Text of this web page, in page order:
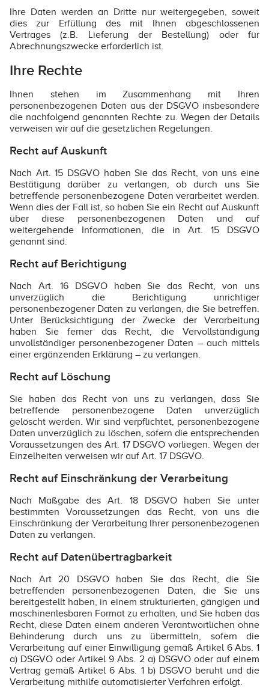
Ihre Daten werden an Dritte nur weitergegeben, soweit
dies zur Erfüllung des mit Ihnen abgeschlossenen
Vertrages (z.B. Lieferung der Bestellung) oder für
Abrechnungszwecke erforderlich ist.
Ihre Rechte
Ihnen stehen im Zusammenhang mit Ihren
personenbezogenen Daten aus der DSGVO insbesondere
die nachfolgend genannten Rechte zu. Wegen der Details
verweisen wir auf die gesetzlichen Regelungen.
Recht auf Auskunft
Nach Art. 15 DSGVO haben Sie das Recht, von uns eine
Bestätigung darüber zu verlangen, ob durch uns Sie
betreffende personenbezogene Daten verarbeitet werden.
Wenn dies der Fall ist, so haben Sie ein Recht auf Auskunft
über diese personenbezogenen Daten und auf
weitergehende Informationen, die in Art. 15 DSGVO
genannt sind.
Recht auf Berichtigung
Nach Art. 16 DSGVO haben Sie das Recht, von uns
unverzüglich die Berichtigung unrichtiger
personenbezogener Daten zu verlangen, die Sie betreffen.
Unter Berücksichtigung der Zwecke der Verarbeitung
haben Sie ferner das Recht, die Vervollständigung
unvollständiger personenbezogener Daten – auch mittels
einer ergänzenden Erklärung – zu verlangen.
Recht auf Löschung
Sie haben das Recht von uns zu verlangen, dass Sie
betreffende personenbezogene Daten unverzüglich
gelöscht werden. Wir sind verpflichtet, personenbezogene
Daten unverzüglich zu löschen, sofern die entsprechenden
Voraussetzungen des Art. 17 DSGVO vorliegen. Wegen der
Einzelheiten verweisen wir auf Art. 17 DSGVO.
Recht auf Einschränkung der Verarbeitung
Nach Maßgabe des Art. 18 DSGVO haben Sie unter
bestimmten Voraussetzungen das Recht, von uns die
Einschränkung der Verarbeitung Ihrer personenbezogenen
Daten zu verlangen.
Recht auf Datenübertragbarkeit
Nach Art 20 DSGVO haben Sie das Recht, die Sie
betreffenden personenbezogenen Daten, die Sie uns
bereitgestellt haben, in einem strukturierten, gängigen und
maschinenlesbaren Format zu erhalten, und Sie haben das
Recht, diese Daten einem anderen Verantwortlichen ohne
Behinderung durch uns zu übermitteln, sofern die
Verarbeitung auf einer Einwilligung gemäß Artikel 6 Abs. 1
a) DSGVO oder Artikel 9 Abs. 2 a) DSGVO oder auf einem
Vertrag gemäß Artikel 6 Abs. 1 b) DSGVO beruht und die
Verarbeitung mithilfe automatisierter Verfahren erfolgt.